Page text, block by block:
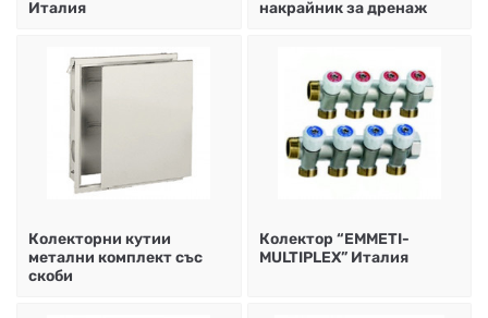
Италия
накрайник за дренаж
Колекторни кутии
метални комплект със
скоби
Колектор “EMMETI-
MULTIPLEX” Италия